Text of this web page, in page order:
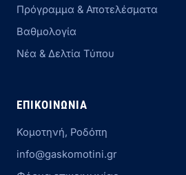
Πρόγραμμα & Αποτελέσματα
Βαθμολογία
Νέα & Δελτία Τύπου
ΕΠΙΚΟΙΝΩΝΊΑ
Κομοτηνή, Ροδόπη
info@gaskomotini.gr